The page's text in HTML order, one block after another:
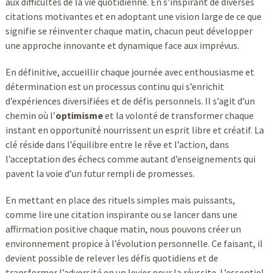
citations motivantes et en adoptant une vision large de ce que
signifie se réinventer chaque matin, chacun peut développer
une approche innovante et dynamique face aux imprévus.
En définitive, accueillir chaque journée avec enthousiasme et
détermination est un processus continu qui s’enrichit
d’expériences diversifiées et de défis personnels. Il s’agit d’un
chemin où l’optimismeet la volonté de transformer chaque
instant en opportunité nourrissent un esprit libre et créatif. La
clé réside dans l’équilibre entre le rêve et l’action, dans
l’acceptation des échecs comme autant d’enseignements qui
pavent la voie d’un futur rempli de promesses.
En mettant en place des rituels simples mais puissants,
comme lire une citation inspirante ou se lancer dans une
affirmation positive chaque matin, nous pouvons créer un
environnement propice à l’évolution personnelle. Ce faisant, il
devient possible de relever les défis quotidiens et de